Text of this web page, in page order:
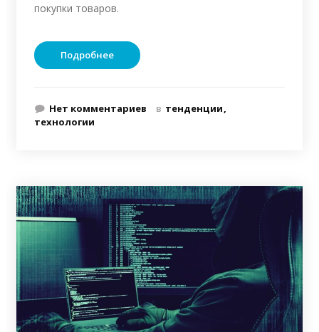
покупки товаров.
Подробнее
Нет комментариев в тенденции
технологии